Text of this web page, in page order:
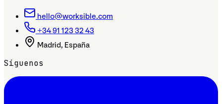
hello@worksible.com
+34 91 123 32 43
Madrid, España
Síguenos